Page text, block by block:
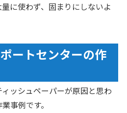
に使わず、固まりにしないよ
ートセンターの作
ッシュペーパーが原因と思わ
事例です。